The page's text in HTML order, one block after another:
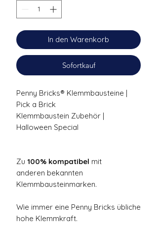
In den Warenkorb
Sofortkauf
Penny Bricks® Klemmbausteine |
Pick a Brick
Klemmbaustein Zubehör |
Halloween Special
Zu 100% kompatibel mit
anderen bekannten
Klemmbausteinmarken.
Wie immer eine Penny Bricks übliche
hohe Klemmkraft.